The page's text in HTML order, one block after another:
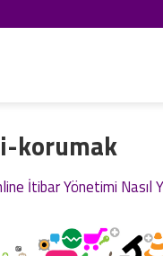
korumak
İtibar Yönetimi Nasıl